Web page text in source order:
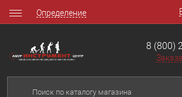
Определение
8 (800)